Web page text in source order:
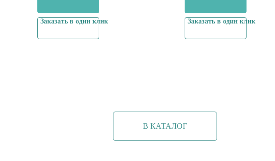
Заказать в один клик Заказать в один клик
В КАТАЛОГ